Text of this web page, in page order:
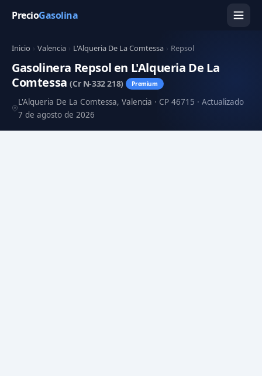
PrecioGasolina
Inicio › Valencia › L'Alqueria De La Comtessa › Repsol
Gasolinera Repsol en L'Alqueria De La
Comtessa(Cr N-332 218) Premium
L'Alqueria De La Comtessa, Valencia · CP 46715 · Actualizado
7 de agosto de 2026